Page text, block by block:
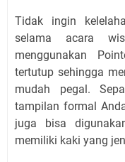
Tidak ingin
selama acara
menggunakan
tertutup sehingga
mudah pegal.
tampilan formal
juga bisa
memiliki kaki yang